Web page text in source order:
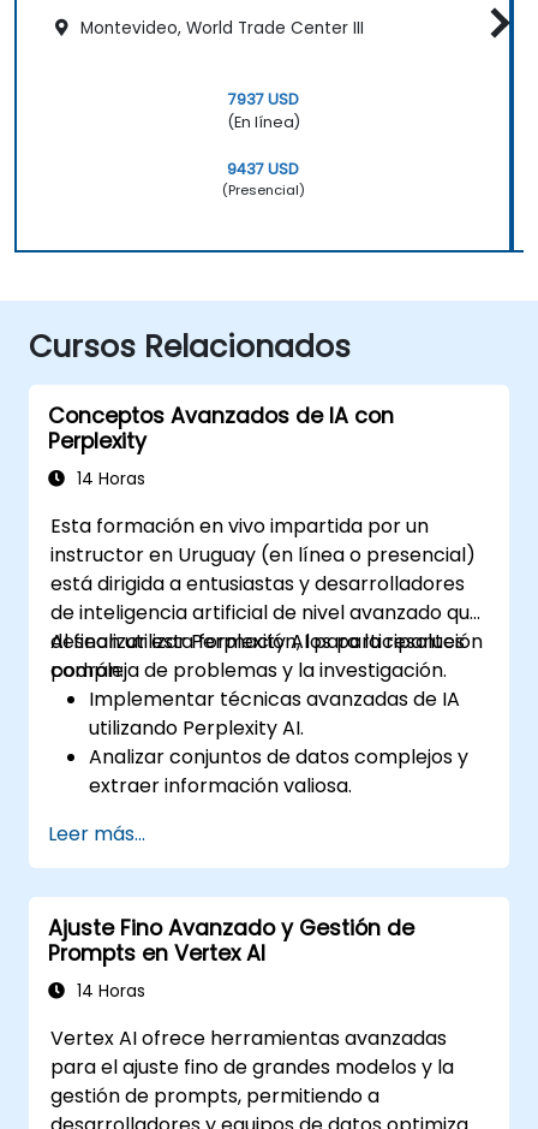
Montevideo, World Trade Center III
7937 USD
(En línea)
9437 USD
(Presencial)
Cursos Relacionados
Conceptos Avanzados de IA con
Perplexity
14 Horas
Esta formación en vivo impartida por un
instructor en Uruguay (en línea o presencial)
está dirigida a entusiastas y desarrolladores
de inteligencia artificial de nivel avanzado que
desean utilizar Perplexity AI para la resolución
compleja de problemas y la investigación.
Al finalizar esta formación, los participantes
podrán:
Implementar técnicas avanzadas de IA
utilizando Perplexity AI.
Analizar conjuntos de datos complejos y
extraer información valiosa.
problemas del mundo real.
Integrar Perplexity AI en flujos de trabajo
de IA existentes.
Leer más...
Ajuste Fino Avanzado y Gestión de
Prompts en Vertex AI
14 Horas
Vertex AI ofrece herramientas avanzadas
para el ajuste fino de grandes modelos y la
gestión de prompts, permitiendo a